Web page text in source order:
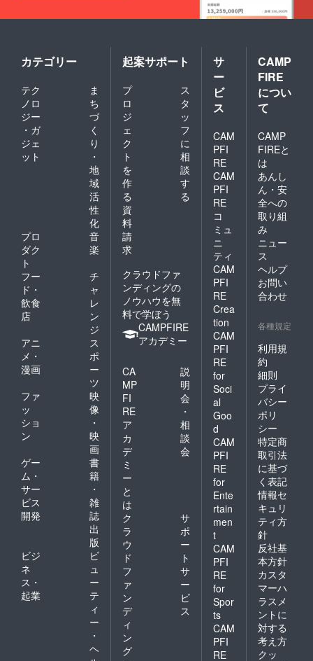
礼の
・送料
×20mm
個） ・
チタン
スプー
ン（商
品サイ
ズ：幅
長さ 約
17.8cm
、高さ
1.8cm
、数
量：1
本） ・
チタン
フォー
ク（商
品サイ
ズ：幅
2.3cm
、長さ
17.8cm
1.5cm
、数
量：1
本） ・
特製ソ
トレシ
ピス
テッ
カー
（商品
サイ
8cm×8
cm、数
量：1
枚） ・
「伊豆
の極め
し」
チーム
よりお
セージ
・「伊
豆の極
CAMP
カテゴリー
テク
ノロ
ジー
・ガ
ジェ
ット
ま
ち
づ
く
り
・
地
域
活
性
化
プロ
ダク
ト
音
楽
フー
ド・
飲食
店
チ
ャ
レ
ン
ジ
アニ
メ・
漫画
ス
ポ
ー
ツ
ファ
ッ
ショ
ン
映
像
・
映
画
ゲー
ム・
サー
ビス
開発
書
籍
・
雑
誌
出
版
ビジ
ネ
ス・
起業
ビ
ュ
ー
テ
ィ
ー
・
ヘ
起案サポート
プ
ロ
ジ
ェ
ク
ト
を
作
る
ス
タ
ッ
フ
に
相
談
す
る
資
料
請
求
クラウドファ
ンディングの
ノウハウを無
料で学ぼう
CAMPFIRE
アカデミー
CA
MP
FI
RE
ア
カ
デ
ミ
ー
と
は
説
明
会
・
相
談
会
ク
ラ
ウ
ド
フ
ァ
ン
デ
ィ
ン
グ
サ
ポ
ー
ト
サ
ー
ビ
ス
サ
ー
ビ
ス
CAM
PFI
RE
CAM
PFI
RE
コ
ミュ
ニ
ティ
CAM
PFI
RE
Crea
tion
CAM
PFI
RE
for
Soci
al
Goo
d
CAM
PFI
RE
for
Ente
rtain
men
t
CAM
PFI
RE
for
Spor
ts
CAM
PFI
RE
CAMP
FIRE
につい
て
CAMP
FIREと
は
あんし
ん・安
全への
取り組
み
ニュー
ス
ヘルプ
お問い
合わせ
各種規定
利用規
約
細則
プライ
バシー
ポリ
シー
特定商
取引法
に基づ
く表記
情報セ
キュリ
ティ方
針
反社基
本方針
カスタ
マーハ
ラスメ
ントに
対する
考え方
クッ